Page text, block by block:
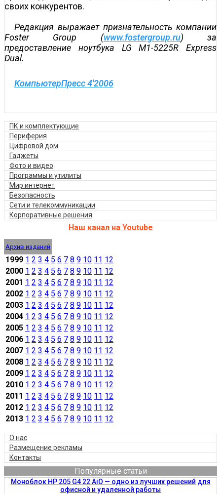
своих конкурентов.
Редакция выражает признательность компании
Foster Group (www.fostergroup.ru) за
предоставление ноутбука LG M1-5225R Express
Dual.
КомпьютерПресс 4'2006
ПК и комплектующие
Периферия
Цифровой дом
Гаджеты
Фото и видео
Программы и утилиты
Мир интернет
Безопасность
Сети и телекоммуникации
Корпоративные решения
Наш канал на Youtube
Архив изданий
1999 1 2 3 4 5 6 7 8 9 10 11 12
2000 1 2 3 4 5 6 7 8 9 10 11 12
2001 1 2 3 4 5 6 7 8 9 10 11 12
2002 1 2 3 4 5 6 7 8 9 10 11 12
2003 1 2 3 4 5 6 7 8 9 10 11 12
2004 1 2 3 4 5 6 7 8 9 10 11 12
2005 1 2 3 4 5 6 7 8 9 10 11 12
2006 1 2 3 4 5 6 7 8 9 10 11 12
2007 1 2 3 4 5 6 7 8 9 10 11 12
2008 1 2 3 4 5 6 7 8 9 10 11 12
2009 1 2 3 4 5 6 7 8 9 10 11 12
2010 1 2 3 4 5 6 7 8 9 10 11 12
2011 1 2 3 4 5 6 7 8 9 10 11 12
2012 1 2 3 4 5 6 7 8 9 10 11 12
2013 1 2 3 4 5 6 7 8 9 10 11 12
О нас
Размещение рекламы
Контакты
Популярные статьи
Моноблок HP 205 G4 22 AiO — одно из лучших решений для
офисной и удаленной работы